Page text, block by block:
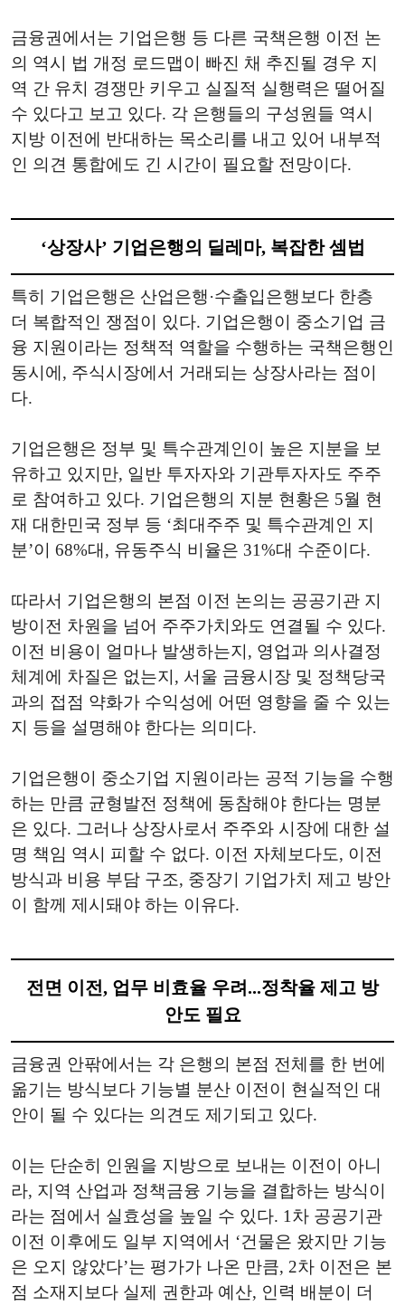
금융권에서는 기업은행 등 다른 국책은행 이전 논
의 역시 법 개정 로드맵이 빠진 채 추진될 경우 지
역 간 유치 경쟁만 키우고 실질적 실행력은 떨어질
수 있다고 보고 있다. 각 은행들의 구성원들 역시
지방 이전에 반대하는 목소리를 내고 있어 내부적
인 의견 통합에도 긴 시간이 필요할 전망이다.
‘상장사’ 기업은행의 딜레마, 복잡한 셈법
특히 기업은행은 산업은행·수출입은행보다 한층
더 복합적인 쟁점이 있다. 기업은행이 중소기업 금
융 지원이라는 정책적 역할을 수행하는 국책은행인
동시에, 주식시장에서 거래되는 상장사라는 점이
다.
기업은행은 정부 및 특수관계인이 높은 지분을 보
유하고 있지만, 일반 투자자와 기관투자자도 주주
로 참여하고 있다. 기업은행의 지분 현황은 5월 현
재 대한민국 정부 등 ‘최대주주 및 특수관계인 지
분’이 68%대, 유동주식 비율은 31%대 수준이다.
따라서 기업은행의 본점 이전 논의는 공공기관 지
방이전 차원을 넘어 주주가치와도 연결될 수 있다.
이전 비용이 얼마나 발생하는지, 영업과 의사결정
체계에 차질은 없는지, 서울 금융시장 및 정책당국
과의 접점 약화가 수익성에 어떤 영향을 줄 수 있는
지 등을 설명해야 한다는 의미다.
기업은행이 중소기업 지원이라는 공적 기능을 수행
하는 만큼 균형발전 정책에 동참해야 한다는 명분
은 있다. 그러나 상장사로서 주주와 시장에 대한 설
명 책임 역시 피할 수 없다. 이전 자체보다도, 이전
방식과 비용 부담 구조, 중장기 기업가치 제고 방안
이 함께 제시돼야 하는 이유다.
전면 이전, 업무 비효율 우려...정착율 제고 방
안도 필요
금융권 안팎에서는 각 은행의 본점 전체를 한 번에
옮기는 방식보다 기능별 분산 이전이 현실적인 대
안이 될 수 있다는 의견도 제기되고 있다.
이는 단순히 인원을 지방으로 보내는 이전이 아니
라, 지역 산업과 정책금융 기능을 결합하는 방식이
라는 점에서 실효성을 높일 수 있다. 1차 공공기관
이전 이후에도 일부 지역에서 ‘건물은 왔지만 기능
은 오지 않았다’는 평가가 나온 만큼, 2차 이전은 본
점 소재지보다 실제 권한과 예산, 인력 배분이 더